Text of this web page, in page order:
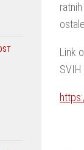
Link
SVIH